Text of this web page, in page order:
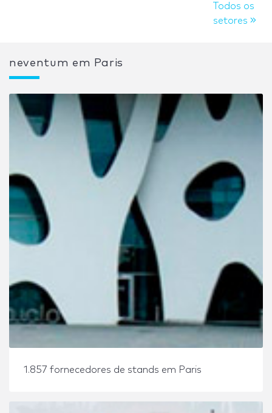
Todos os
setores
neventum em Paris
1.857 fornecedores de stands em Paris